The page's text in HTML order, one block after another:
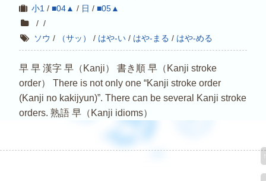
小1/ ■04▲ / 日 / ■05▲
/ /
ソウ / （サッ） / はや-い / はや-まる / はや-める
早 早 漢字 早（Kanji） 書き順 早（Kanji stroke
order） There is not only one “Kanji stroke order
(Kanji no kakijyun)”. There can be several Kanji stroke
orders. 熟語 早（Kanji idioms）
↑